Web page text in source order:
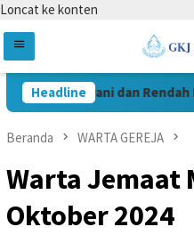
Loncat ke konten
HeadlineBerani dan Rendah
Beranda WARTA GEREJA
Warta Jemaat
Oktober 2024